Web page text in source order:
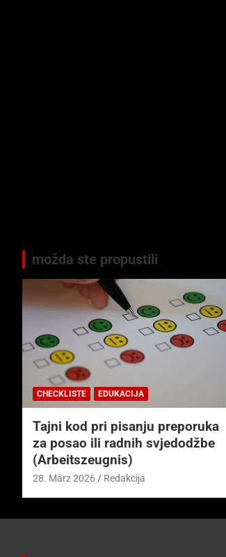
možda ste propustili
CHECKLISTE EDUKACIJA
Tajni kod pri pisanju preporuka
za posao ili radnih svjedodžbe
(Arbeitszeugnis)
28. März 2026 Redakcija